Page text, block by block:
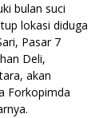
bulan suci
lokasi diduga
Pasar 7
Deli,
akan
Forkopimda